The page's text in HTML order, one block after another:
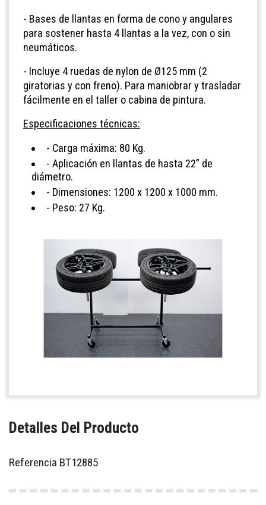
- Bases de llantas en forma de cono y angulares
para sostener hasta 4 llantas a la vez, con o sin
neumáticos.
- Incluye 4 ruedas de nylon de Ø125 mm (2
giratorias y con freno). Para maniobrar y trasladar
fácilmente en el taller o cabina de pintura.
Especificaciones técnicas:
- Carga máxima: 80 Kg.
- Aplicación en llantas de hasta 22” de
diámetro.
- Dimensiones: 1200 x 1200 x 1000 mm.
- Peso: 27 Kg.
Detalles Del Producto
Referencia BT12885